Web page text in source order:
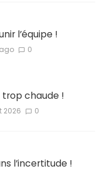
l’équipe !
0
trop chaude !
2026 0
l’incertitude !